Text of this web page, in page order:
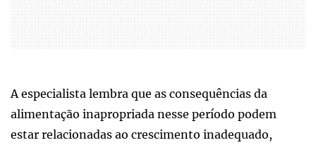
A especialista lembra que as consequências da
alimentação inapropriada nesse período podem
estar relacionadas ao crescimento inadequado,